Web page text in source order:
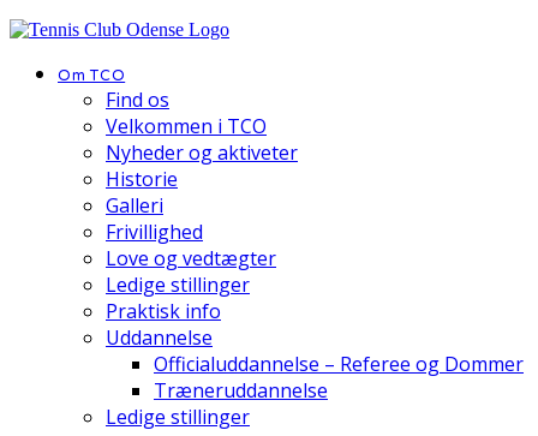
Om TCO
Find os
Velkommen i TCO
Nyheder og aktiveter
Historie
Galleri
Frivillighed
Love og vedtægter
Ledige stillinger
Praktisk info
Uddannelse
Officialuddannelse – Referee og Dommer
Træneruddannelse
Ledige stillinger